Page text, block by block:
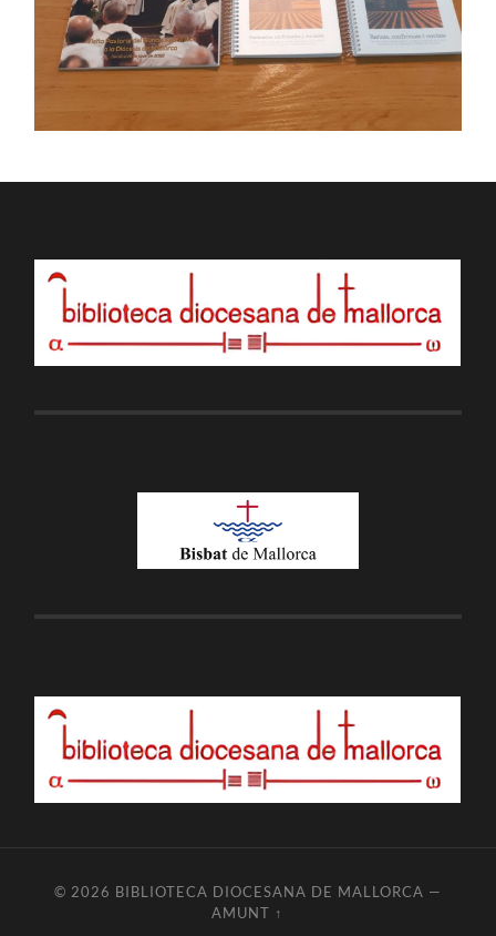
© 2026 BIBLIOTECA DIOCESANA DE MALLORCA —
AMUNT ↑